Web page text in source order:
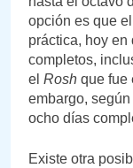
opción es que
práctica, hoy
completos,
el Rosh que fue
embargo,
ocho días
Existe otra